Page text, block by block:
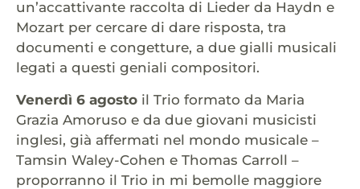
un’accattivante raccolta di Lieder da Haydn e
Mozart per cercare di dare risposta, tra
documenti e congetture, a due gialli musicali
legati a questi geniali compositori.
Venerdì 6 agosto il Trio formato da Maria
Grazia Amoruso e da due giovani musicisti
inglesi, già affermati nel mondo musicale –
Tamsin Waley-Cohen e Thomas Carroll –
proporranno il Trio in mi bemolle maggiore